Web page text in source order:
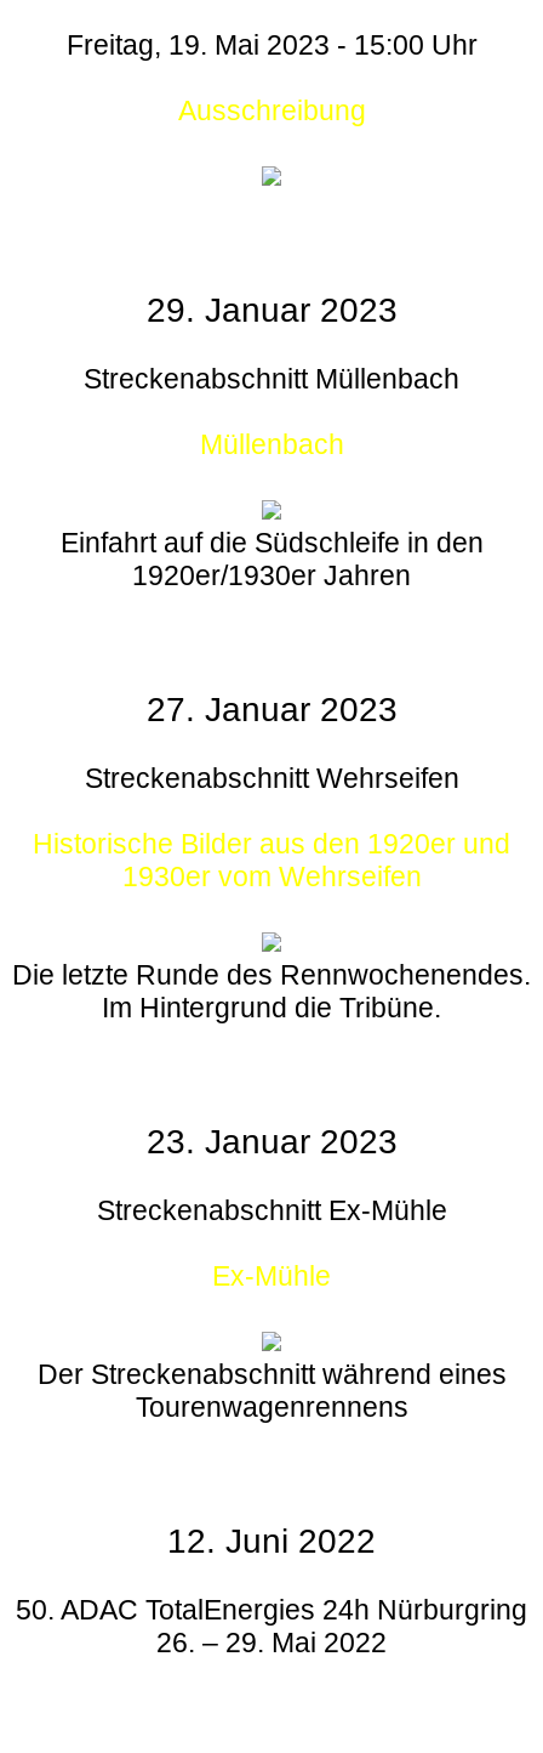
Freitag, 19. Mai 2023 - 15:00 Uhr
Ausschreibung
29. Januar 2023
Streckenabschnitt Müllenbach
Müllenbach
Einfahrt auf die Südschleife in den
1920er/1930er Jahren
27. Januar 2023
Streckenabschnitt Wehrseifen
Historische Bilder aus den 1920er und
1930er vom Wehrseifen
Die letzte Runde des Rennwochenendes.
Im Hintergrund die Tribüne.
23. Januar 2023
Streckenabschnitt Ex-Mühle
Ex-Mühle
Der Streckenabschnitt während eines
Tourenwagenrennens
12. Juni 2022
50. ADAC TotalEnergies 24h Nürburgring
26. – 29. Mai 2022